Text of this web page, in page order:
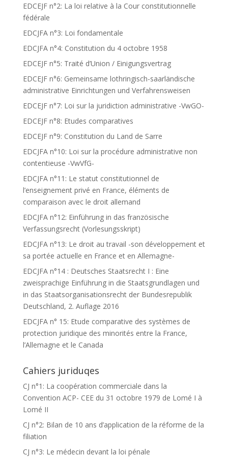
EDCEJF n°2: La loi relative à la Cour constitutionnelle
fédérale
EDCJFA n°3: Loi fondamentale
EDCJFA n°4: Constitution du 4 octobre 1958
EDCEJF n°5: Traité d’Union / Einigungsvertrag
EDCEJF n°6: Gemeinsame lothringisch-saarländische
administrative Einrichtungen und Verfahrensweisen
EDCEJF n°7: Loi sur la juridiction administrative -VwGO-
EDCEJF n°8: Etudes comparatives
EDCEJF n°9: Constitution du Land de Sarre
EDCJFA n°10: Loi sur la procédure administrative non
contentieuse -VwVfG-
EDCJFA n°11: Le statut constitutionnel de
l’enseignement privé en France, éléments de
comparaison avec le droit allemand
EDCJFA n°12: Einführung in das französische
Verfassungsrecht (Vorlesungsskript)
EDCJFA n°13: Le droit au travail -son développement et
sa portée actuelle en France et en Allemagne-
EDCJFA n°14 : Deutsches Staatsrecht I : Eine
zweisprachige Einführung in die Staatsgrundlagen und
in das Staatsorganisationsrecht der Bundesrepublik
Deutschland, 2. Auflage 2016
EDCJFA n° 15: Etude comparative des systèmes de
protection juridique des minorités entre la France,
l’Allemagne et le Canada
Cahiers juriduqes
CJ n°1: La coopération commerciale dans la
Convention ACP- CEE du 31 octobre 1979 de Lomé I à
Lomé II
CJ n°2: Bilan de 10 ans d’application de la réforme de la
filiation
CJ n°3: Le médecin devant la loi pénale